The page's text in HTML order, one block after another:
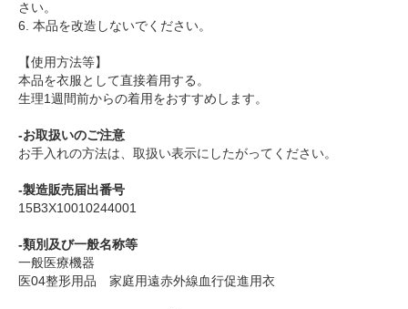
さい。
6. 本品を改造しないでください。
【使用方法等】
本品を衣服として直接着用する。
生理1週間前からの着用をおすすめします。
-お取扱いのご注意
お手入れの方法は、取扱い表示にしたがってください。
-製造販売届出番号
15B3X10010244001
-類別及び一般名称等
一般医療機器
医04整形用品 家庭用遠赤外線血行促進用衣